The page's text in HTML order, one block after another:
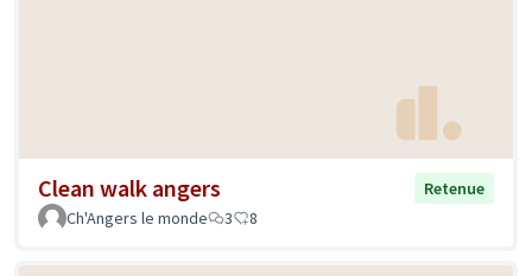
Clean walk angers
Retenue
Ch'Angers le monde
3 8